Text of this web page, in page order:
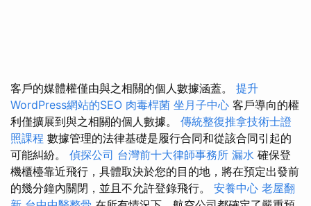
客戶的媒體權僅由與之相關的個人數據涵蓋。 提升
WordPress網站的SEO 肉毒桿菌 坐月子中心 客戶導向的權
利僅擴展到與之相關的個人數據。 傳統整復推拿技術士證
照課程 數據管理的法律基礎是履行合同和從該合同引起的
可能糾紛。 偵探公司 台灣前十大律師事務所 漏水 確保登
機櫃檯靠近飛行，具體取決於您的目的地，將在預定出發前
的幾分鐘內關閉，並且不允許登錄飛行。 安養中心 老屋翻